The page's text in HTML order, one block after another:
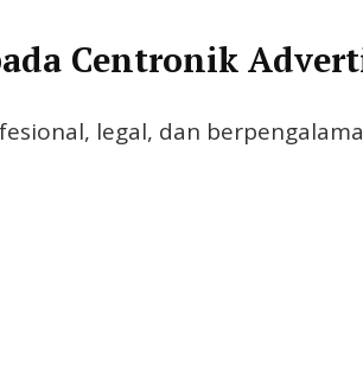
Centronik
legal, dan